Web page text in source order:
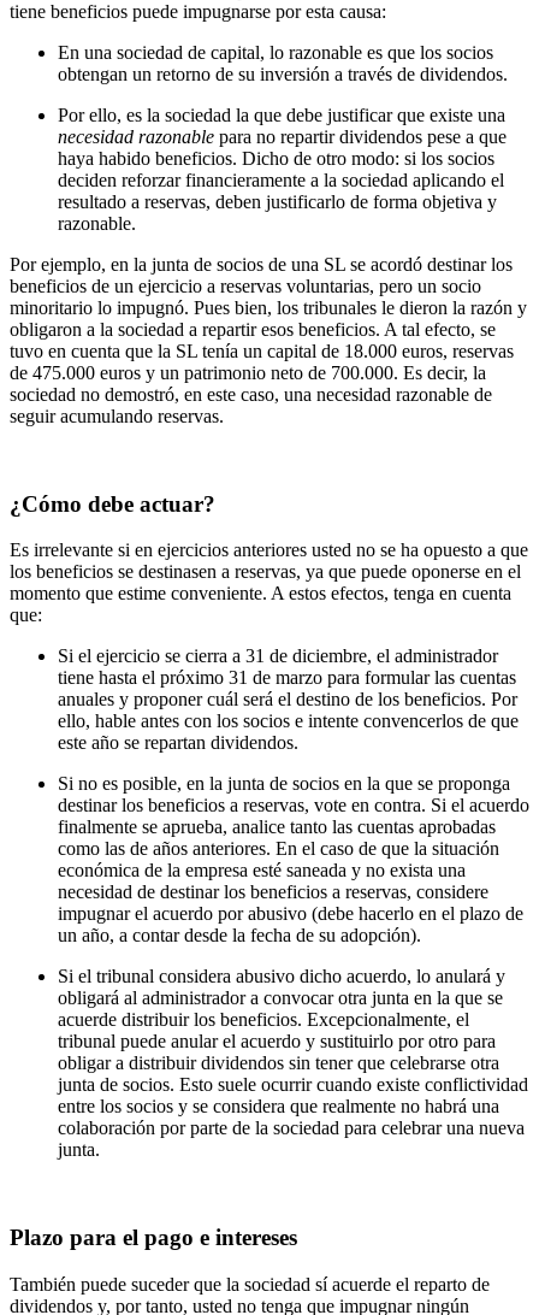
tiene beneficios puede impugnarse por esta causa:
En una sociedad de capital, lo razonable es que los socios
obtengan un retorno de su inversión a través de dividendos.
Por ello, es la sociedad la que debe justificar que existe una
necesidad razonable para no repartir dividendos pese a que
haya habido beneficios. Dicho de otro modo: si los socios
deciden reforzar financieramente a la sociedad aplicando el
resultado a reservas, deben justificarlo de forma objetiva y
razonable.
Por ejemplo, en la junta de socios de una SL se acordó destinar los
beneficios de un ejercicio a reservas voluntarias, pero un socio
minoritario lo impugnó. Pues bien, los tribunales le dieron la razón y
obligaron a la sociedad a repartir esos beneficios. A tal efecto, se
tuvo en cuenta que la SL tenía un capital de 18.000 euros, reservas
de 475.000 euros y un patrimonio neto de 700.000. Es decir, la
sociedad no demostró, en este caso, una necesidad razonable de
seguir acumulando reservas.
¿Cómo debe actuar?
Es irrelevante si en ejercicios anteriores usted no se ha opuesto a que
los beneficios se destinasen a reservas, ya que puede oponerse en el
momento que estime conveniente. A estos efectos, tenga en cuenta
que:
Si el ejercicio se cierra a 31 de diciembre, el administrador
tiene hasta el próximo 31 de marzo para formular las cuentas
anuales y proponer cuál será el destino de los beneficios. Por
ello, hable antes con los socios e intente convencerlos de que
este año se repartan dividendos.
Si no es posible, en la junta de socios en la que se proponga
destinar los beneficios a reservas, vote en contra. Si el acuerdo
finalmente se aprueba, analice tanto las cuentas aprobadas
como las de años anteriores. En el caso de que la situación
económica de la empresa esté saneada y no exista una
necesidad de destinar los beneficios a reservas, considere
impugnar el acuerdo por abusivo (debe hacerlo en el plazo de
un año, a contar desde la fecha de su adopción).
Si el tribunal considera abusivo dicho acuerdo, lo anulará y
obligará al administrador a convocar otra junta en la que se
acuerde distribuir los beneficios. Excepcionalmente, el
tribunal puede anular el acuerdo y sustituirlo por otro para
obligar a distribuir dividendos sin tener que celebrarse otra
junta de socios. Esto suele ocurrir cuando existe conflictividad
entre los socios y se considera que realmente no habrá una
colaboración por parte de la sociedad para celebrar una nueva
junta.
Plazo para el pago e intereses
También puede suceder que la sociedad sí acuerde el reparto de
dividendos y, por tanto, usted no tenga que impugnar ningún